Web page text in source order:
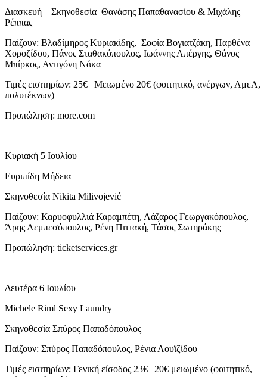
Διασκευή – Σκηνοθεσία Θανάσης Παπαθανασίου & Μιχάλης
Ρέππας
Παίζουν: Βλαδίμηρος Κυριακίδης, Σοφία Βογιατζάκη, Παρθένα
Χοροζίδου, Πάνος Σταθακόπουλος, Ιωάννης Απέργης, Θάνος
Μπίρκος, Αντιγόνη Νάκα
Τιμές εισιτηρίων: 25€ | Μειωμένο 20€ (φοιτητικό, ανέργων, ΑμεΑ,
πολυτέκνων)
Προπώληση: more.com
Κυριακή 5 Ιουλίου
Ευριπίδη Μήδεια
Σκηνοθεσία Nikita Milivojević
Παίζουν: Καρυοφυλλιά Καραμπέτη, Λάζαρος Γεωργακόπουλος,
Άρης Λεμπεσόπουλος, Ρένη Πιττακή, Τάσος Σωτηράκης
Προπώληση: ticketservices.gr
Δευτέρα 6 Ιουλίου
Michele Riml Sexy Laundry
Σκηνοθεσία Σπύρος Παπαδόπουλος
Παίζουν: Σπύρος Παπαδόπουλος, Ρένια Λουϊζίδου
Τιμές εισιτηρίων: Γενική είσοδος 23€ | 20€ μειωμένο (φοιτητικό,